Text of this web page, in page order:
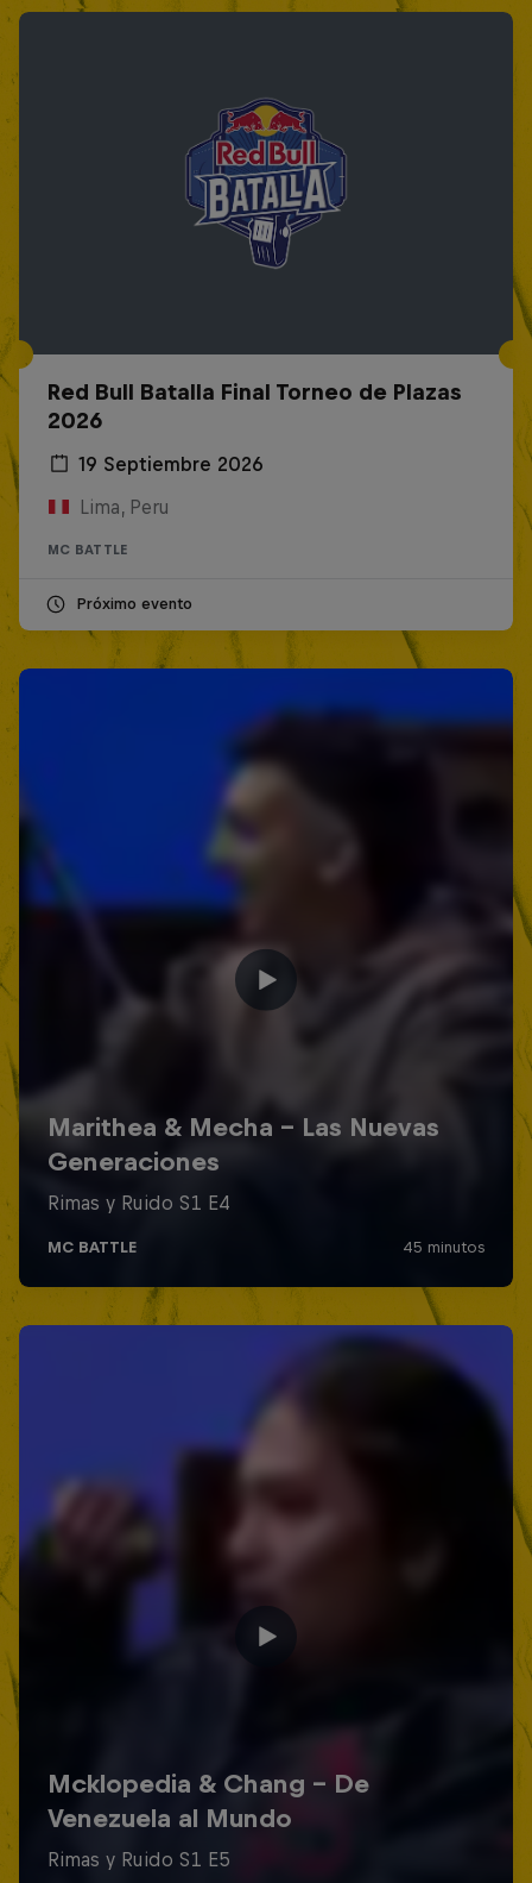
Red Bull Batalla Final Torneo de Plazas
2026
19 Septiembre 2026
Lima, Peru
MC BATTLE
Próximo evento